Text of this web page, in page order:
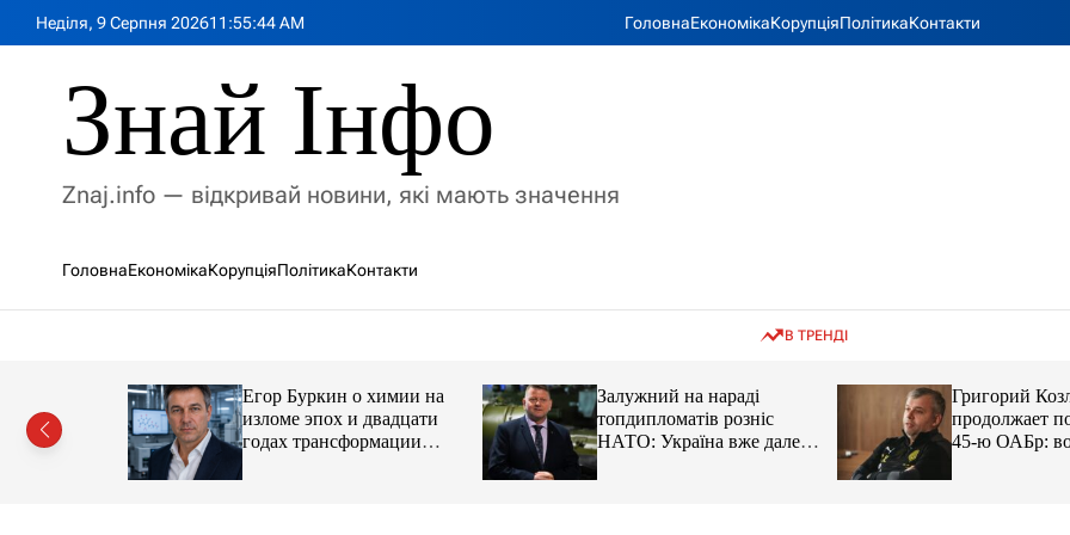
Неділя, 9 Серпня 202611 :55:46AM ГоловнаЕкономікаКорупціяПолітикаКонтакти
Знай Інфо
Znaj.info — відкривай новини, які мають значення
ГоловнаЕкономікаКорупціяПолітикаКонтакти
В ТРЕНДІ
із
Егор Буркин о химии на
изломе эпох и двадцати
годах трансформации
Залужний на нараді
топдипломатів розніс
НАТО: Україна вже далеко
попереду
Григорий
продолжает
45-ю ОАБр:
передали